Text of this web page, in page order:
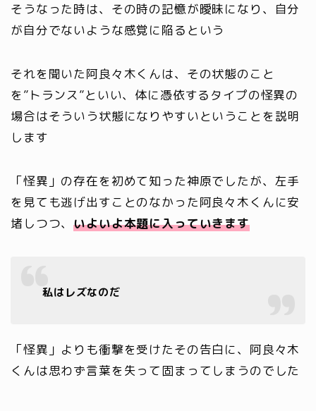
そうなった時は、その時の記憶が曖昧になり、自分
が自分でないような感覚に陥るという
それを聞いた阿良々木くんは、その状態のこと
を”トランス”といい、体に憑依するタイプの怪異の
場合はそういう状態になりやすいということを説明
します
「怪異」の存在を初めて知った神原でしたが、左手
を見ても逃げ出すことのなかった阿良々木くんに安
堵しつつ、いよいよ本題に入っていきます
私はレズなのだ
「怪異」よりも衝撃を受けたその告白に、阿良々木
くんは思わず言葉を失って固まってしまうのでした